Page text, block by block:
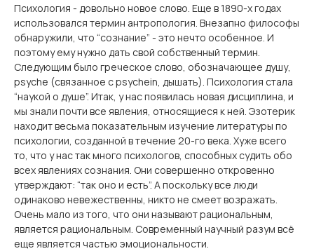
Психология - довольно новое слово. Еще в 1890-х годах
использовался термин антропология. Внезапно философы
обнаружили, что “сознание” - это нечто особенное. И
поэтому ему нужно дать свой собственный термин.
Следующим было греческое слово, обозначающее душу,
psyche (связанное с psychein, дышать). Психология стала
“наукой о душе”. Итак, у нас появилась новая дисциплина, и
мы знали почти все явления, относящиеся к ней. Эзотерик
находит весьма показательным изучение литературы по
психологии, созданной в течение 20-го века. Хуже всего
то, что у нас так много психологов, способных судить обо
всех явлениях сознания. Они совершенно откровенно
утверждают: “так оно и есть”. А поскольку все люди
одинаково невежественны, никто не смеет возражать.
Очень мало из того, что они называют рациональным,
является рациональным. Современный научный разум всё
еще является частью эмоциональности.